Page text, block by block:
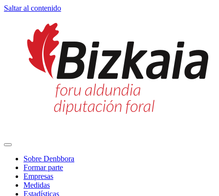
Saltar al contenido
Navegación
principal
Sobre Denbbora
Formar parte
Empresas
Medidas
Estadísticas